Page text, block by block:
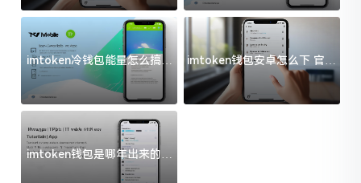
imtoken冷钱包能量怎么搞？
过来人告诉你门道
imtoken钱包安卓怎么下 官方
渠道避坑指南
imtoken钱包是哪年出来的？
一文给你说清楚